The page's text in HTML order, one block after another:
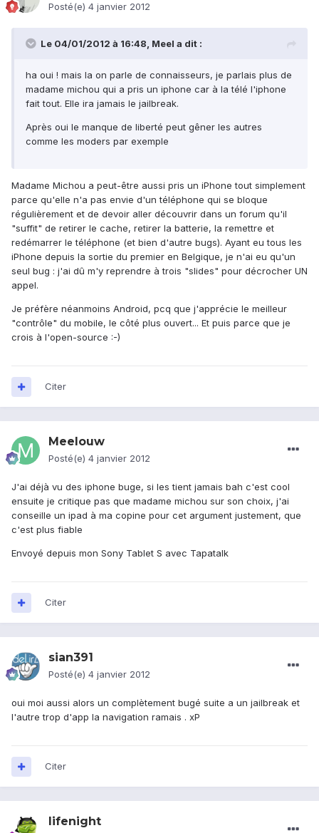
Posté(e) 4 janvier 2012
Le 04/01/2012 à 16:48, Meel a dit :
ha oui ! mais la on parle de connaisseurs, je parlais plus de
madame michou qui a pris un iphone car à la télé l'iphone
fait tout. Elle ira jamais le jailbreak.
Après oui le manque de liberté peut gêner les autres
comme les moders par exemple
Madame Michou a peut-être aussi pris un iPhone tout simplement
parce qu'elle n'a pas envie d'un téléphone qui se bloque
régulièrement et de devoir aller découvrir dans un forum qu'il
"suffit" de retirer le cache, retirer la batterie, la remettre et
redémarrer le téléphone (et bien d'autre bugs). Ayant eu tous les
iPhone depuis la sortie du premier en Belgique, je n'ai eu qu'un
seul bug : j'ai dû m'y reprendre à trois "slides" pour décrocher UN
appel.
Je préfère néanmoins Android, pcq que j'apprécie le meilleur
"contrôle" du mobile, le côté plus ouvert... Et puis parce que je
crois à l'open-source :-)
Citer
Meelouw
Posté(e) 4 janvier 2012
J'ai déjà vu des iphone buge, si les tient jamais bah c'est cool
ensuite je critique pas que madame michou sur son choix, j'ai
conseille un ipad à ma copine pour cet argument justement, que
c'est plus fiable
Envoyé depuis mon Sony Tablet S avec Tapatalk
Citer
sian391
Posté(e) 4 janvier 2012
oui moi aussi alors un complètement bugé suite a un jailbreak et
l'autre trop d'app la navigation ramais . xP
Citer
lifenight